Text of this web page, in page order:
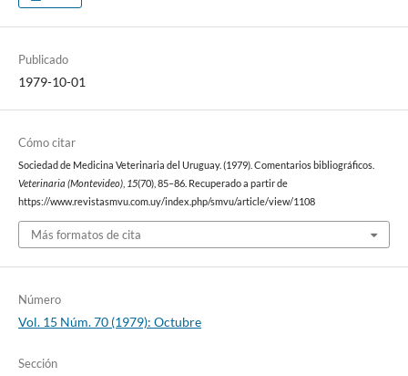
Publicado
1979-10-01
Cómo citar
Sociedad de Medicina Veterinaria del Uruguay. (1979). Comentarios bibliográficos.
Veterinaria (Montevideo), 15(70), 85–86. Recuperado a partir de
https://www.revistasmvu.com.uy/index.php/smvu/article/view/1108
Más formatos de cita
Número
Vol. 15 Núm. 70 (1979): Octubre
Sección